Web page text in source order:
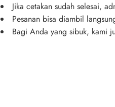
Jika cetakan sudah selesai,
Pesanan bisa diambil
Bagi Anda yang sibuk, kami